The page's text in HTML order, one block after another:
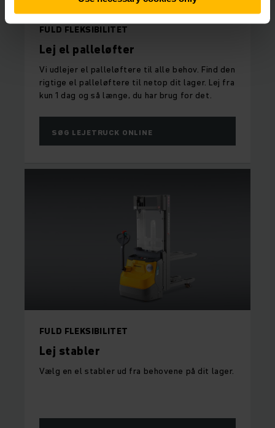
FULD FLEKSIBILITET
Lej el palleløfter
Vi udlejer el palleløftere til alle behov. Find den
rigtige el palleløftere til netop dit lager. Lej fra
kun 1 dag og så længe, du har brug for det.
SØG LEJETRUCK ONLINE
FULD FLEKSIBILITET
Lej stabler
Vælg en el stabler ud fra behovene på dit lager.